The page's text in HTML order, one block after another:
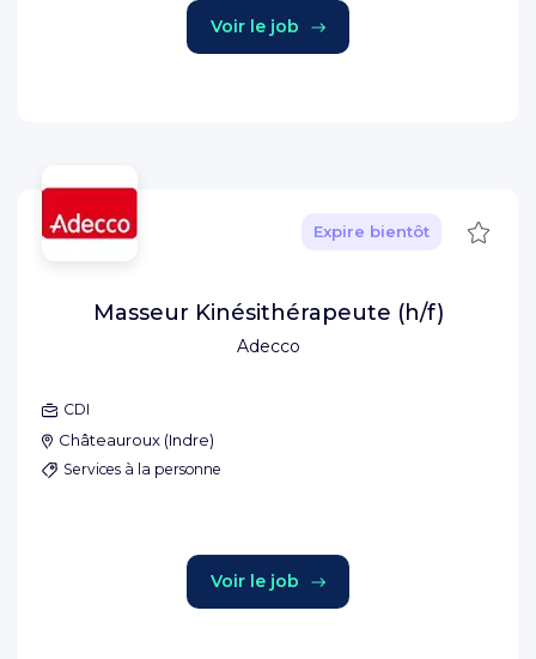
Voir le job
Adecco
Expire bientôt
Masseur Kinésithérapeute (h/f)
CDI
Châteauroux (Indre)
Services à la personne
Voir le job